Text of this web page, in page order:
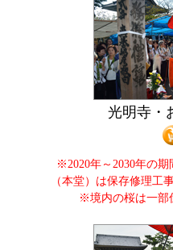
光明寺・
※2020年～2030年の
（本堂）は保存修理工
※境内の桜は一部